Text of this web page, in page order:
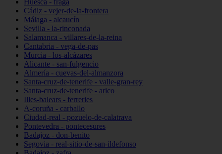
Huesca - fraga
Cádiz - vejer-de-la-frontera
Málaga - alcaucín
Sevilla - la-rinconada
Salamanca - villares-de-la-reina
Cantabria - vega-de-pas
Murcia - los-alcázares
Alicante - san-fulgencio
Almería - cuevas-del-almanzora
Santa-cruz-de-tenerife - valle-gran-rey
Santa-cruz-de-tenerife - arico
Illes-balears - ferreries
A-coruña - carballo
Ciudad-real - pozuelo-de-calatrava
Pontevedra - pontecesures
Badajoz - don-benito
Segovia - real-sitio-de-san-ildefonso